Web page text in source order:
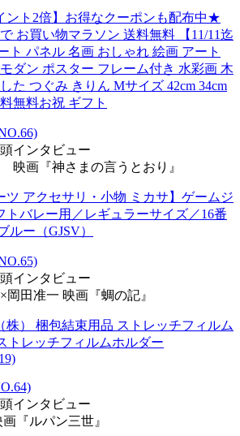
ント2倍】お得なクーポンも配布中★
お買い物マラソン 送料無料 【11/11迄
ト パネル 名画 おしゃれ 絵画 アート
ダン ポスター フレーム付き 水彩画 木
た つぐみ きりん Mサイズ 42cm 34cm
無料お祝 ギフト
インタビュー
映画『神さまの言うとおり』
ツ アクセサリ・小物 ミカサ】ゲームジ
トバレー用／レギュラーサイズ／16番
ルー（GJSV）
インタビュー
岡田准一 映画『蜩の記』
株） 梱包結束用品 ストレッチフィルム
トレッチフィルムホルダー
インタビュー
『ルパン三世』